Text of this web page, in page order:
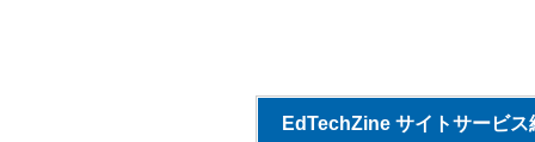
EdTechZine サイトサービス